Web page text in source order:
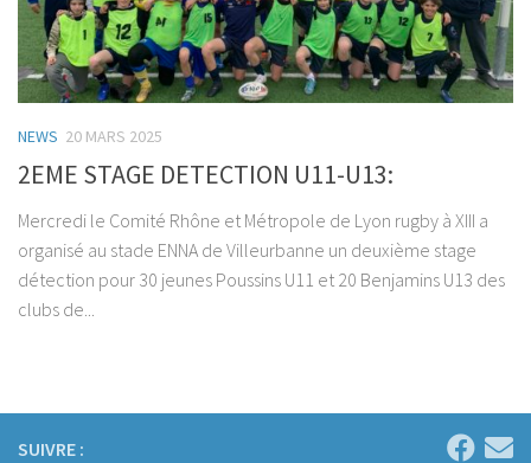
NEWS 20 MARS 2025
2EME STAGE DETECTION U11-U13:
Mercredi le Comité Rhône et Métropole de Lyon rugby à XIII a
organisé au stade ENNA de Villeurbanne un deuxième stage
détection pour 30 jeunes Poussins U11 et 20 Benjamins U13 des
clubs de...
SUIVRE :